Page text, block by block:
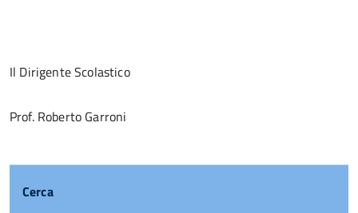
Il Dirigente Scolastico
Prof. Roberto Garroni
Cerca